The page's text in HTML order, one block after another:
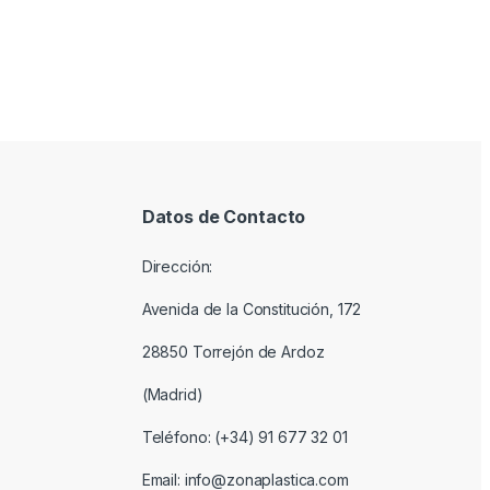
Datos de Contacto
Dirección:
Avenida de la Constitución, 172
28850 Torrejón de Ardoz
(Madrid)
Teléfono: (+34) 91 677 32 01
Email: info@zonaplastica.com